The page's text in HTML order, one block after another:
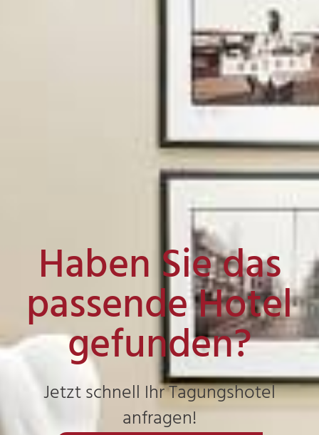
Haben Sie das
passende Hotel
gefunden?
Jetzt schnell Ihr Tagungshotel
anfragen!